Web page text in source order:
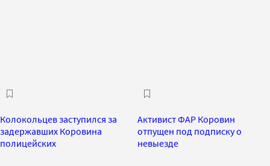
Колокольцев заступился за
задержавших Коровина
полицейских
Активист ФАР Коровин
отпущен под подписку о
невыезде